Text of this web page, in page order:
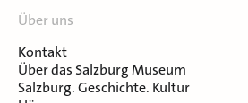
Über uns
Kontakt
Über das Salzburg Museum
Salzburg. Geschichte. Kultur